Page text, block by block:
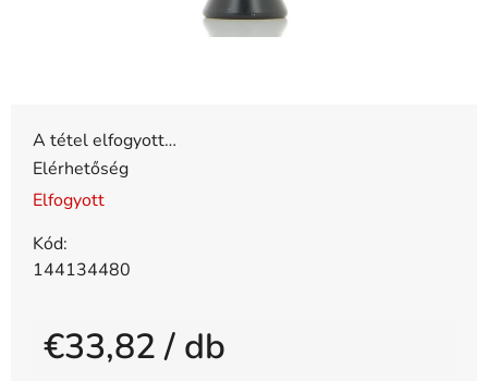
A tétel elfogyott…
Elérhetőség
Elfogyott
Kód:
144134480
€33,82/ db